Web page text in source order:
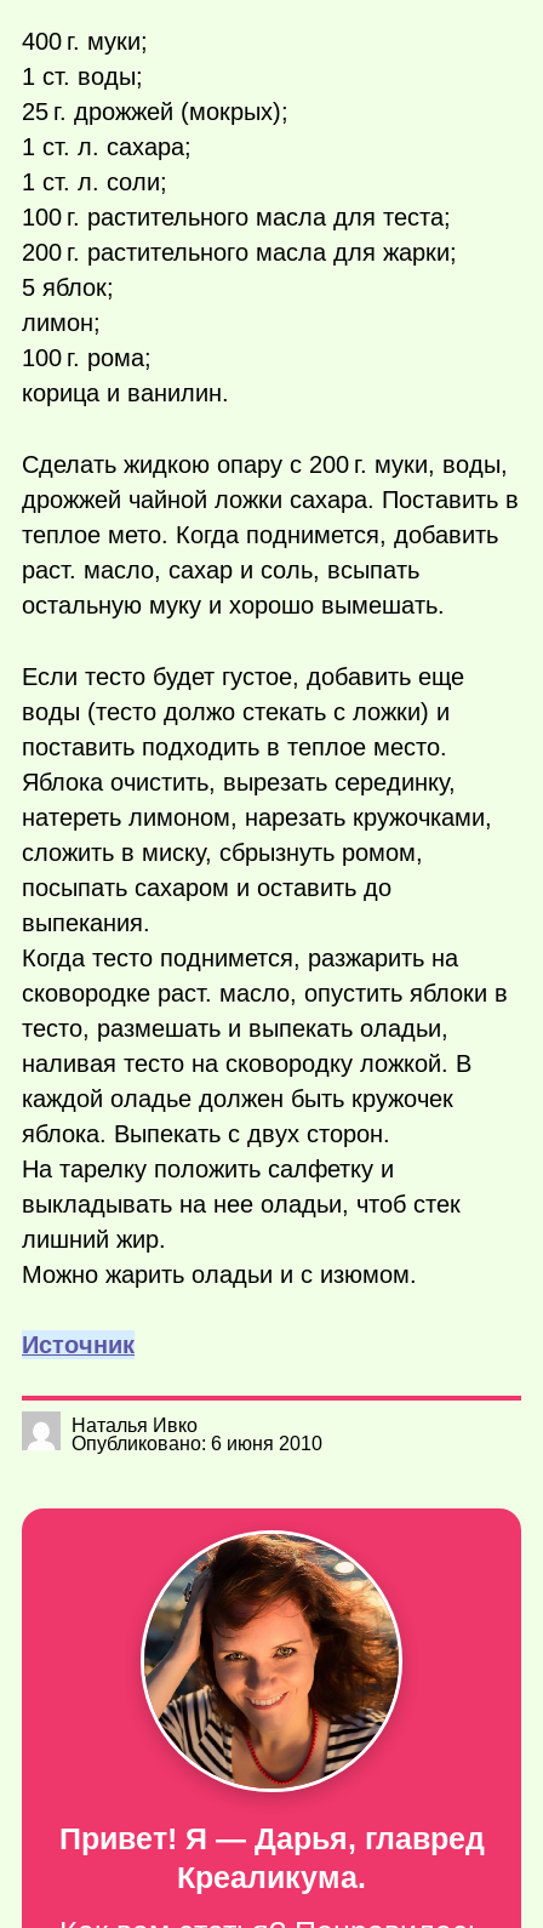
400 г. муки;
1 ст. воды;
25 г. дрожжей (мокрых);
1 ст. л. сахара;
1 ст. л. соли;
100 г. растительного масла для теста;
200 г. растительного масла для жарки;
5 яблок;
лимон;
100 г. рома;
корица и ванилин.
Сделать жидкою опару с 200 г. муки, воды,
дрожжей чайной ложки сахара. Поставить в
теплое мето. Когда поднимется, добавить
раст. масло, сахар и соль, всыпать
остальную муку и хорошо вымешать.
Если тесто будет густое, добавить еще
воды (тесто должо стекать с ложки) и
поставить подходить в теплое место.
Яблока очистить, вырезать серединку,
натереть лимоном, нарезать кружочками,
сложить в миску, сбрызнуть ромом,
посыпать сахаром и оставить до
выпекания.
Когда тесто поднимется, разжарить на
сковородке раст. масло, опустить яблоки в
тесто, размешать и выпекать оладьи,
наливая тесто на сковородку ложкой. В
каждой оладье должен быть кружочек
яблока. Выпекать с двух сторон.
На тарелку положить салфетку и
выкладывать на нее оладьи, чтоб стек
лишний жир.
Можно жарить оладьи и с изюмом.
Источник
Наталья Ивко
Опубликовано: 6 июня 2010
Привет! Я — Дарья, главред
Креаликума.